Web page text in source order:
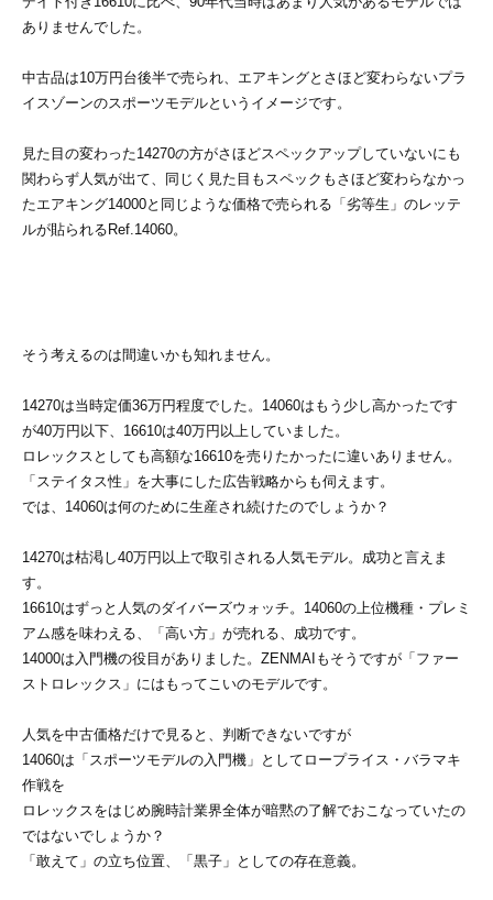
ありませんでした。
中古品は10万円台後半で売られ、エアキングとさほど変わらないプラ
イスゾーンのスポーツモデルというイメージです。
見た目の変わった14270の方がさほどスペックアップしていないにも
関わらず人気が出て、同じく見た目もスペックもさほど変わらなかっ
たエアキング14000と同じような価格で売られる「劣等生」のレッテ
ルが貼られるRef.14060。
そう考えるのは間違いかも知れません。
14270は当時定価36万円程度でした。14060はもう少し高かったです
が40万円以下、16610は40万円以上していました。
ロレックスとしても高額な16610を売りたかったに違いありません。
「ステイタス性」を大事にした広告戦略からも伺えます。
では、14060は何のために生産され続けたのでしょうか？
14270は枯渇し40万円以上で取引される人気モデル。成功と言えま
す。
16610はずっと人気のダイバーズウォッチ。14060の上位機種・プレミ
アム感を味わえる、「高い方」が売れる、成功です。
14000は入門機の役目がありました。ZENMAIもそうですが「ファー
ストロレックス」にはもってこいのモデルです。
人気を中古価格だけで見ると、判断できないですが
14060は「スポーツモデルの入門機」としてロープライス・バラマキ
作戦を
ロレックスをはじめ腕時計業界全体が暗黙の了解でおこなっていたの
ではないでしょうか？
「敢えて」の立ち位置、「黒子」としての存在意義。